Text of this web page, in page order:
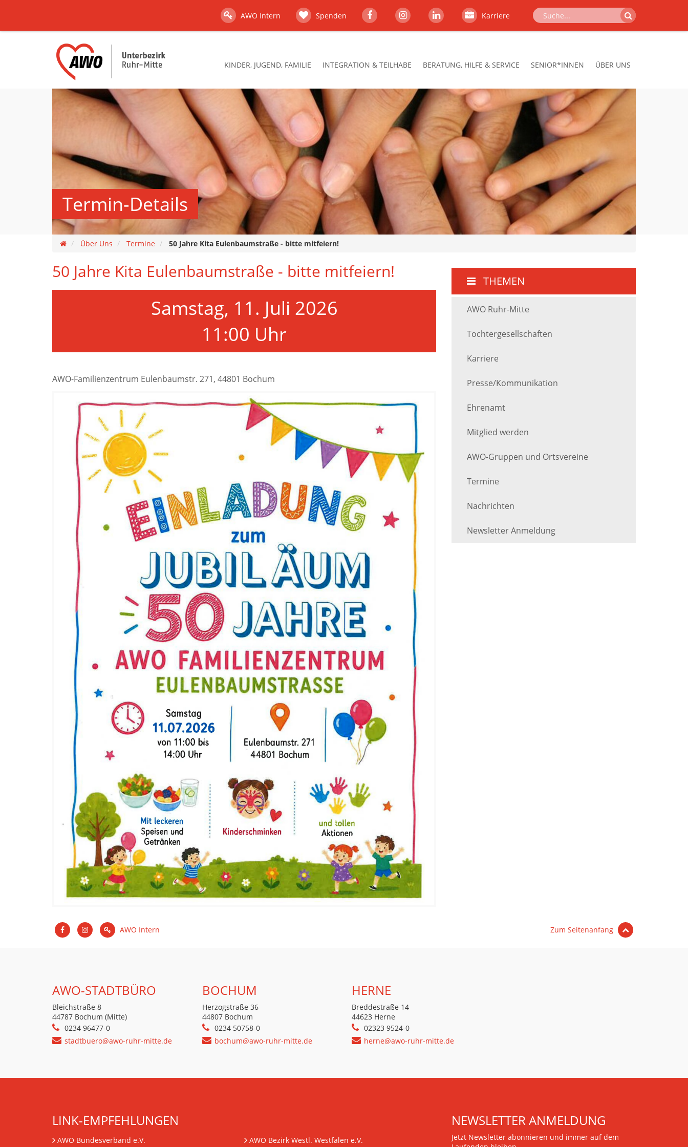
AWO Intern Spenden Karriere
KINDER, JUGEND, FAMILIE INTEGRATION & TEILHABE BERATUNG, HILFE & SERVICE SENIOR*INNEN ÜBER UNS
Termin-Details
Über Uns Termine 50 Jahre Kita Eulenbaumstraße - bitte mitfeiern!
50 Jahre Kita Eulenbaumstraße - bitte mitfeiern!
Samstag, 11. Juli 2026
11:00 Uhr
AWO-Familienzentrum Eulenbaumstr. 271, 44801 Bochum
THEMEN
AWO Ruhr-Mitte
Tochtergesellschaften
Karriere
Presse/Kommunikation
Ehrenamt
Mitglied werden
AWO-Gruppen und Ortsvereine
Termine
Nachrichten
Newsletter Anmeldung
AWO Intern Zum Seitenanfang
AWO-STADTBÜRO
Bleichstraße 8
44787 Bochum (Mitte)
0234 96477-0
stadtbuero@awo-ruhr-mitte.de
BOCHUM
Herzogstraße 36
44807 Bochum
0234 50758-0
bochum@awo-ruhr-mitte.de
HERNE
Breddestraße 14
44623 Herne
02323 9524-0
herne@awo-ruhr-mitte.de
LINK-EMPFEHLUNGEN
AWO Bundesverband e.V. AWO Bezirk Westl. Westfalen e.V.
NEWSLETTER ANMELDUNG
Jetzt Newsletter abonnieren und immer auf dem